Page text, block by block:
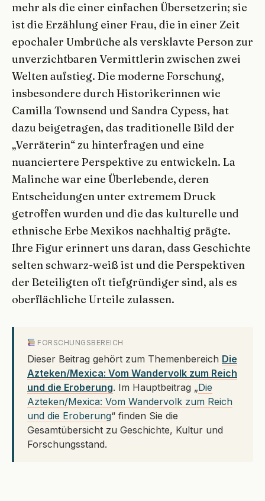
mehr als die einer einfachen Übersetzerin; sie
ist die Erzählung einer Frau, die in einer Zeit
epochaler Umbrüche als versklavte Person zur
unverzichtbaren Vermittlerin zwischen zwei
Welten aufstieg. Die moderne Forschung,
insbesondere durch Historikerinnen wie
Camilla Townsend und Sandra Cypess, hat
dazu beigetragen, das traditionelle Bild der
„Verräterin“ zu hinterfragen und eine
nuanciertere Perspektive zu entwickeln. La
Malinche war eine Überlebende, deren
Entscheidungen unter extremem Druck
getroffen wurden und die das kulturelle und
ethnische Erbe Mexikos nachhaltig prägte.
Ihre Figur erinnert uns daran, dass Geschichte
selten schwarz-weiß ist und die Perspektiven
der Beteiligten oft tiefgründiger sind, als es
oberflächliche Urteile zulassen.
FORSCHUNGSBEREICH
Dieser Beitrag gehört zum Themenbereich Die
Azteken/Mexica: Vom Wandervolk zum Reich
und die Eroberung. Im Hauptbeitrag „Die
Azteken/Mexica: Vom Wandervolk zum Reich
und die Eroberung“ finden Sie die
Gesamtübersicht zu Geschichte, Kultur und
Forschungsstand.